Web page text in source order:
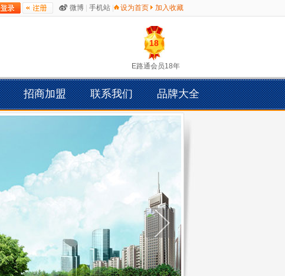
设为首页 加入收藏
手机站
微博
18
E路通会员18年
招商加盟 联系我们 品牌大全